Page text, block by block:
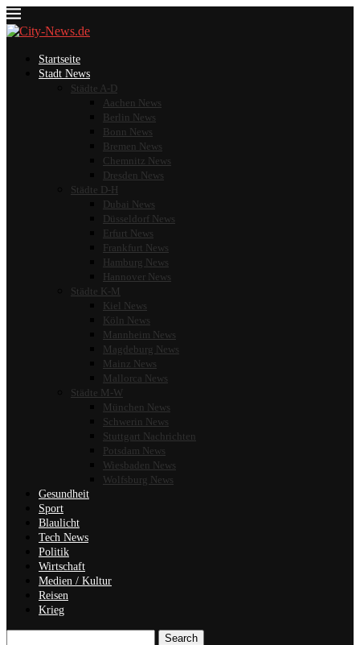
Startseite
Stadt News
Städte A-D
Aachen News
Berlin News
Bonn News
Bremen News
Chemnitz News
Dresden News
Städte D-H
Dubai News
Düsseldorf News
Erfurt News
Frankfurt News
Hamburg News
Hannover News
Städte K-M
Kiel News
Köln News
Mannheim News
Magdeburg News
Mainz News
Mallorca News
Städte M-W
München News
Schwerin News
Stuttgart Nachrichten
Potsdam News
Wiesbaden News
Wolfsburg News
Gesundheit
Sport
Blaulicht
Tech News
Politik
Wirtschaft
Medien / Kultur
Reisen
Krieg
Search